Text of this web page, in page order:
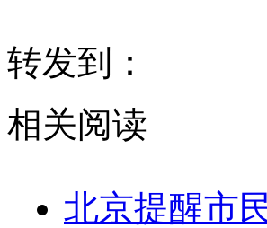
转发到：
相关阅读
北京提醒市